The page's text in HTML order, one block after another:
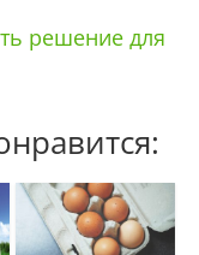
решение для